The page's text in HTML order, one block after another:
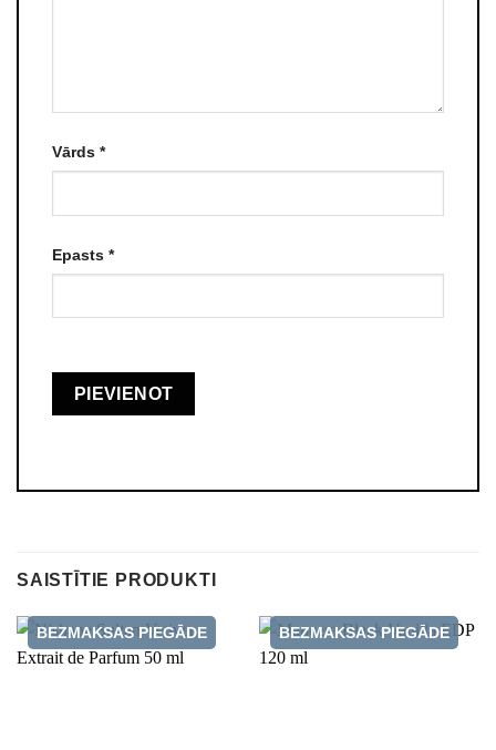
Vārds *
Epasts *
SAISTĪTIE PRODUKTI
BEZMAKSAS PIEGĀDE BEZMAKSAS PIEGĀDE